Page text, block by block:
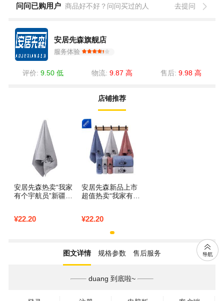
问问已购用户 商品好不好？问问买过的人 去提问
安居先森旗舰店
服务体验
评价: 9.50 低 物流: 9.87 高 售后: 9.98 高
店铺推荐
安居先森热卖“我家
有个宇航员”新疆长
¥22.20
安居先森新品上市
超值热卖“我家有个
蓝（条） 蓝色
¥22.20
图文详情 规格参数 售后服务
duang 到底啦~